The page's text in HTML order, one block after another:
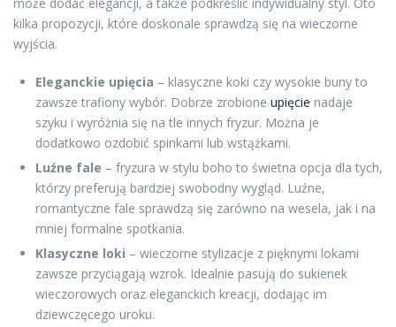
kilka propozycji, które doskonale sprawdzą się na wieczorne
wyjścia.
Eleganckie upięcia – klasyczne koki czy wysokie buny to
zawsze trafiony wybór. Dobrze zrobione upięcie nadaje
szyku i wyróżnia się na tle innych fryzur. Można je
dodatkowo ozdobić spinkami lub wstążkami.
Luźne fale – fryzura w stylu boho to świetna opcja dla tych,
którzy preferują bardziej swobodny wygląd. Luźne,
romantyczne fale sprawdzą się zarówno na wesela, jak i na
mniej formalne spotkania.
Klasyczne loki – wieczorne stylizacje z pięknymi lokami
zawsze przyciągają wzrok. Idealnie pasują do sukienek
wieczorowych oraz eleganckich kreacji, dodając im
dziewczęcego uroku.